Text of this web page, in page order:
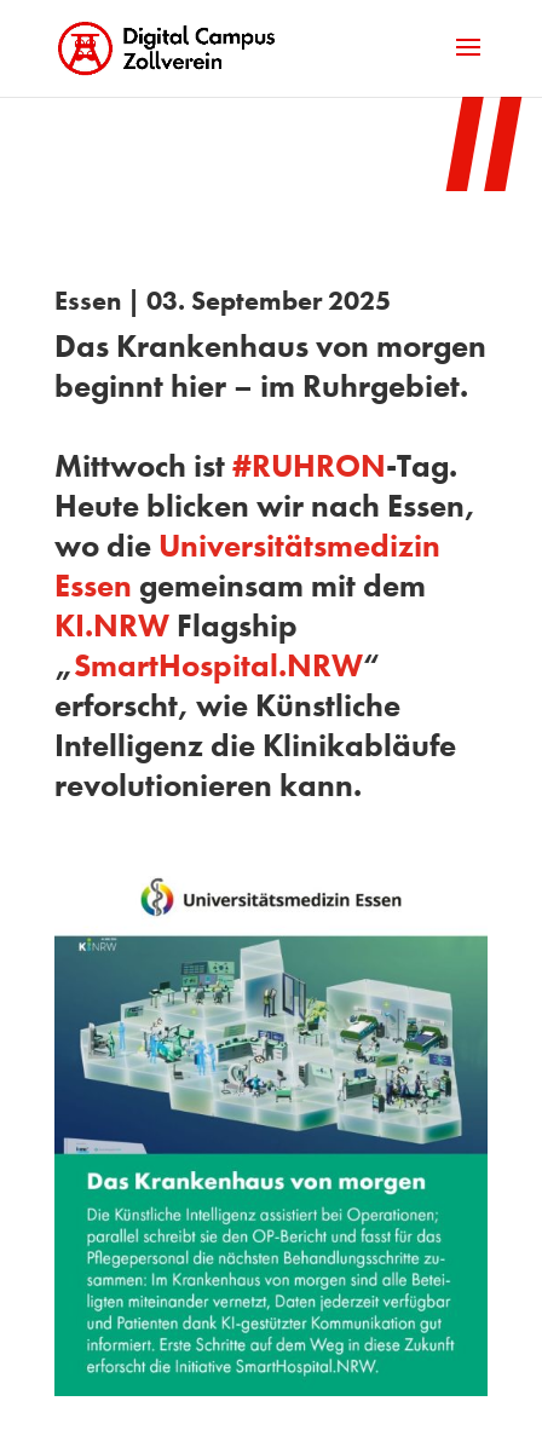
Essen | 03. September 2025
Das Krankenhaus von morgen
beginnt hier – im Ruhrgebiet.
Mittwoch ist#RUHRON-Tag.
Heute blicken wir nach Essen,
wo die Universitätsmedizin
Essen gemeinsam mit dem
KI.NRW Flagship
„SmartHospital.NRW“
erforscht, wie Künstliche
Intelligenz die Klinikabläufe
revolutionieren kann.